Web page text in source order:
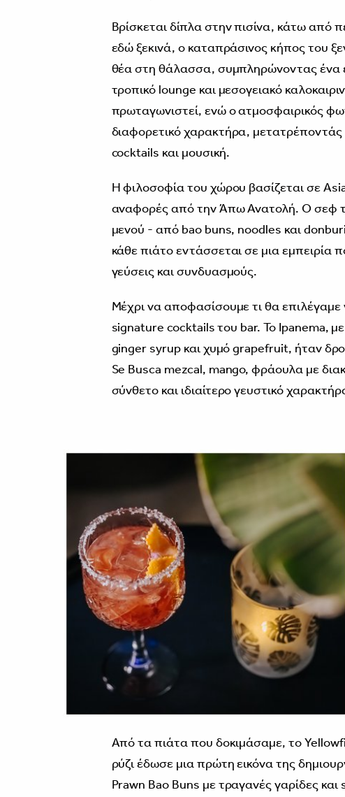
Βρίσκεται δίπλα στην πισίνα, κάτω από
εδώ ξεκινά, ο καταπράσινος κήπος του
θέα στη θάλασσα, συμπληρώνοντας ένα
τροπικό lounge και μεσογειακό
πρωταγωνιστεί, ενώ ο ατμοσφαιρικός
διαφορετικό χαρακτήρα,
cocktails και μουσική.
Η φιλοσοφία του χώρου βασίζεται σε
αναφορές από την Άπω Ανατολή. Ο σεφ
μενού - από bao buns, noodles και
κάθε πιάτο εντάσσεται σε μια
γεύσεις και συνδυασμούς.
Μέχρι να αποφασίσουμε τι θα
signature cocktails του bar. Το Ipanema,
ginger syrup και χυμό grapefruit, ήταν
Se Busca mezcal, mango, φράουλα με
σύνθετο και ιδιαίτερο γευστικό
Από τα πιάτα που δοκιμάσαμε, το
ρύζι έδωσε μια πρώτη εικόνα της
Prawn Bao Buns με τραγανές γαρίδες